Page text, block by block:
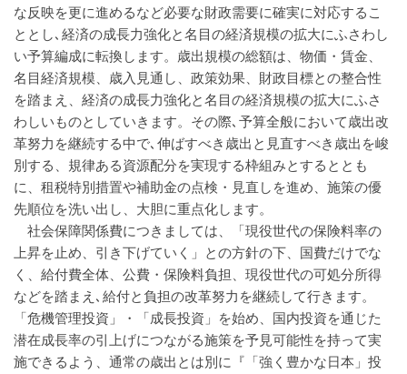
な反映を更に進めるなど必要な財政需要に確実に対応するこ
ととし､経済の成長力強化と名目の経済規模の拡大にふさわし
い予算編成に転換します。歳出規模の総額は、物価・賃金、
名目経済規模、歳入見通し、政策効果、財政目標との整合性
を踏まえ、経済の成長力強化と名目の経済規模の拡大にふさ
わしいものとしていきます。その際､予算全般において歳出改
革努力を継続する中で､伸ばすべき歳出と見直すべき歳出を峻
別する、規律ある資源配分を実現する枠組みとするととも
に、租税特別措置や補助金の点検・見直しを進め、施策の優
先順位を洗い出し、大胆に重点化します。
社会保障関係費につきましては、「現役世代の保険料率の
上昇を止め、引き下げていく」との方針の下、国費だけでな
く、給付費全体、公費・保険料負担、現役世代の可処分所得
などを踏まえ､給付と負担の改革努力を継続して行きます。
「危機管理投資」・「成長投資」を始め、国内投資を通じた
潜在成長率の引上げにつながる施策を予見可能性を持って実
施できるよう、通常の歳出とは別に『「強く豊かな日本」投